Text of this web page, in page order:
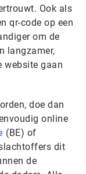
Ook als
qr-code op een
om de
langzamer,
website gaan
doe dan
online
(BE) of
dit
de